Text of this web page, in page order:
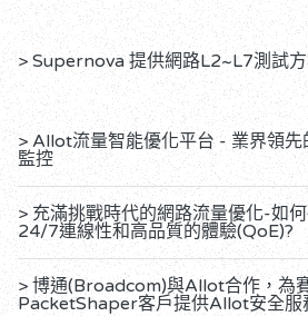
> Supernova 提供網路L2~L7測試
> Allot流量智能優化平台 - 業界領
監控
> 充滿挑戰時代的網路流量優化-如
24/7連線性和高品質的體驗(QoE)?
> 博通(Broadcom)與Allot合作，為
PacketShaper客戶提供Allot安全服